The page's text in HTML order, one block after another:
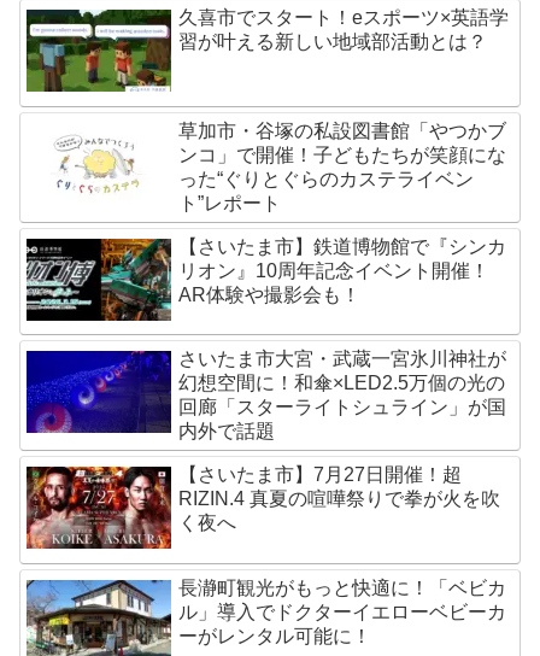
久喜市でスタート！eスポーツ×英語学
習が叶える新しい地域部活動とは？
草加市・谷塚の私設図書館「やつかブ
ンコ」で開催！子どもたちが笑顔にな
った“ぐりとぐらのカステライベン
ト”レポート
【さいたま市】鉄道博物館で『シンカ
リオン』10周年記念イベント開催！
AR体験や撮影会も！
さいたま市大宮・武蔵一宮氷川神社が
幻想空間に！和傘×LED2.5万個の光の
回廊「スターライトシュライン」が国
内外で話題
【さいたま市】7月27日開催！超
RIZIN.4 真夏の喧嘩祭りで拳が火を吹
く夜へ
長瀞町観光がもっと快適に！「ベビカ
ル」導入でドクターイエローベビーカ
ーがレンタル可能に！